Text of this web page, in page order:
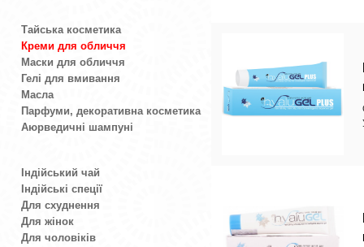
Тайська косметика
Креми для обличчя
Маски для обличчя
Гелі для вмивання
Масла
Парфуми, декоративна косметика
Аюрведичні шампуні
Індійський чай
Індійські спеції
Для схуднення
Для жінок
Для чоловіків